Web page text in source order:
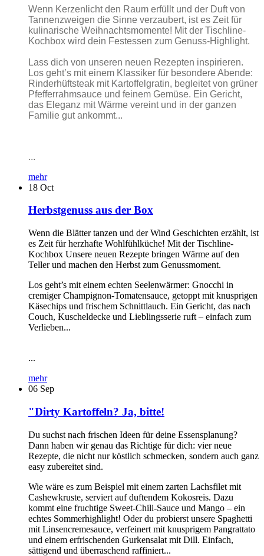
Wenn Kerzenlicht den Raum erfüllt und der Duft von
Tannenzweigen die Sinne verzaubert, ist es Zeit für
kulinarische Weihnachtsmomente! Mit der Tischline-
Kochbox wird dein Festessen zum Genuss-Highlight.
Lass dich von unseren neuen Rezepten inspirieren.
Los geht’s mit einem Klassiker für besondere Abende:
Rinderhüftsteak mit Kartoffelgratin, begleitet von grüner
Pfefferrahmsauce und feinem Gemüse. Ein Gericht,
das Eleganz mit Wärme vereint und in der ganzen
Familie gut ankommt...
...
mehr
18 Oct
Herbstgenuss aus der Box
Wenn die Blätter tanzen und der Wind Geschichten erzählt, ist
es Zeit für herzhafte Wohlfühlküche! Mit der Tischline-
Kochbox Unsere neuen Rezepte bringen Wärme auf den
Teller und machen den Herbst zum Genussmoment.
Los geht’s mit einem echten Seelenwärmer: Gnocchi in
cremiger Champignon-Tomatensauce, getoppt mit knusprigen
Käsechips und frischem Schnittlauch. Ein Gericht, das nach
Couch, Kuscheldecke und Lieblingsserie ruft – einfach zum
Verlieben...
...
mehr
06 Sep
"Dirty Kartoffeln? Ja, bitte!
Du suchst nach frischen Ideen für deine Essensplanung?
Dann haben wir genau das Richtige für dich: vier neue
Rezepte, die nicht nur köstlich schmecken, sondern auch ganz
easy zubereitet sind.
Wie wäre es zum Beispiel mit einem zarten Lachsfilet mit
Cashewkruste, serviert auf duftendem Kokosreis. Dazu
kommt eine fruchtige Sweet-Chili-Sauce und Mango – ein
echtes Sommerhighlight! Oder du probierst unsere Spaghetti
mit Linsencremesauce, verfeinert mit knusprigem Pangrattato
und einem erfrischenden Gurkensalat mit Dill. Einfach,
sättigend und überraschend raffiniert...